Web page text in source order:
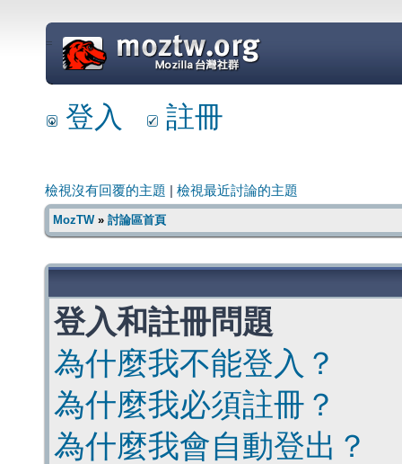
=
登入 註冊
檢視沒有回覆的主題 檢視最近討論的主題
MozTW» 討論區首頁
登入和註冊問題
為什麼我不能登入？
為什麼我必須註冊？
為什麼我會自動登出？